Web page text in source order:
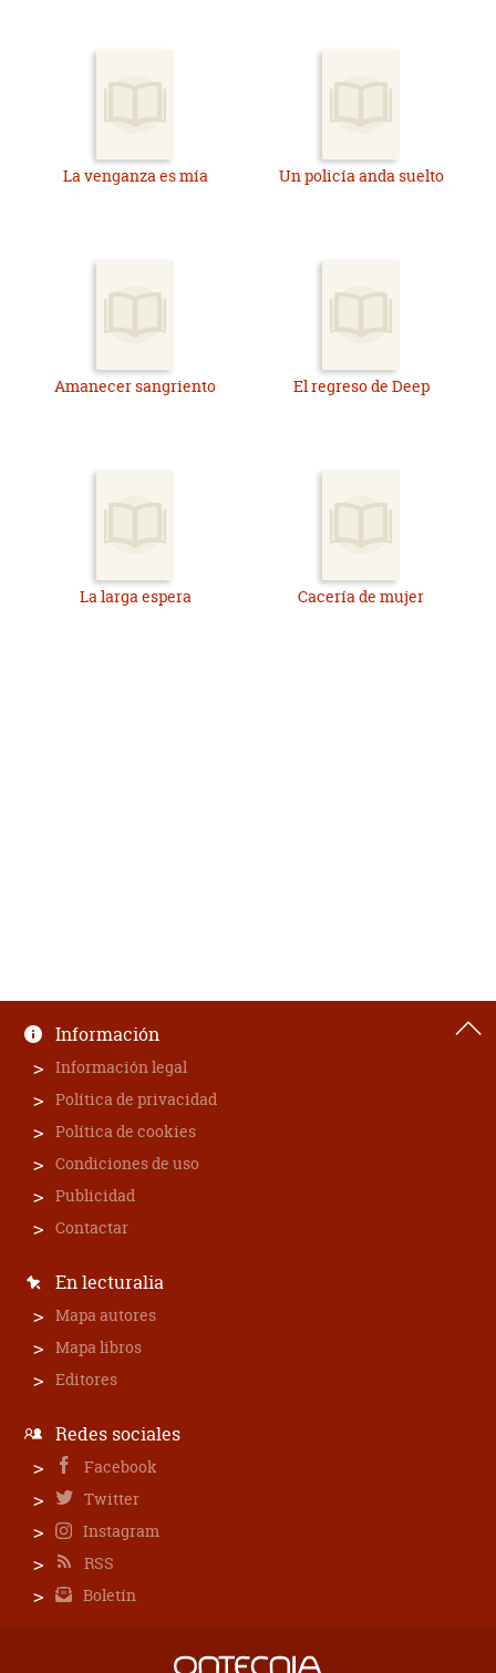
La venganza es mía Un policía anda suelto
Amanecer sangriento El regreso de Deep
La larga espera Cacería de mujer
Información
Información legal
Política de privacidad
Política de cookies
Condiciones de uso
Publicidad
Contactar
En lecturalia
Mapa autores
Mapa libros
Editores
Redes sociales
Facebook
Twitter
Instagram
RSS
Boletín